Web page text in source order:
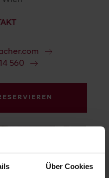
Über Cookies
560